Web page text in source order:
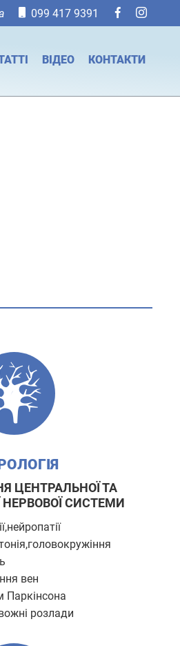
099 417 9391
ВІДЕО КОНТАКТИ
ЦЕНТРАЛЬНОЇ ТА
СИСТЕМИ
вен
Паркінсона
розлади